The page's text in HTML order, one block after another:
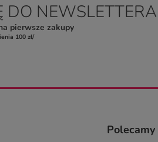
DO NEWSLETTERA
pierwsze zakupy
100 zł/
Polecamy